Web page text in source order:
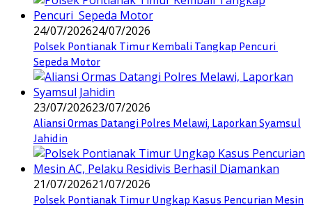
24/07/202624/07/2026
Polsek Pontianak Timur Kembali Tangkap Pencuri
Sepeda Motor
23/07/202623/07/2026
Aliansi Ormas Datangi Polres Melawi, Laporkan Syamsul
Jahidin
21/07/202621/07/2026
Polsek Pontianak Timur Ungkap Kasus Pencurian Mesin